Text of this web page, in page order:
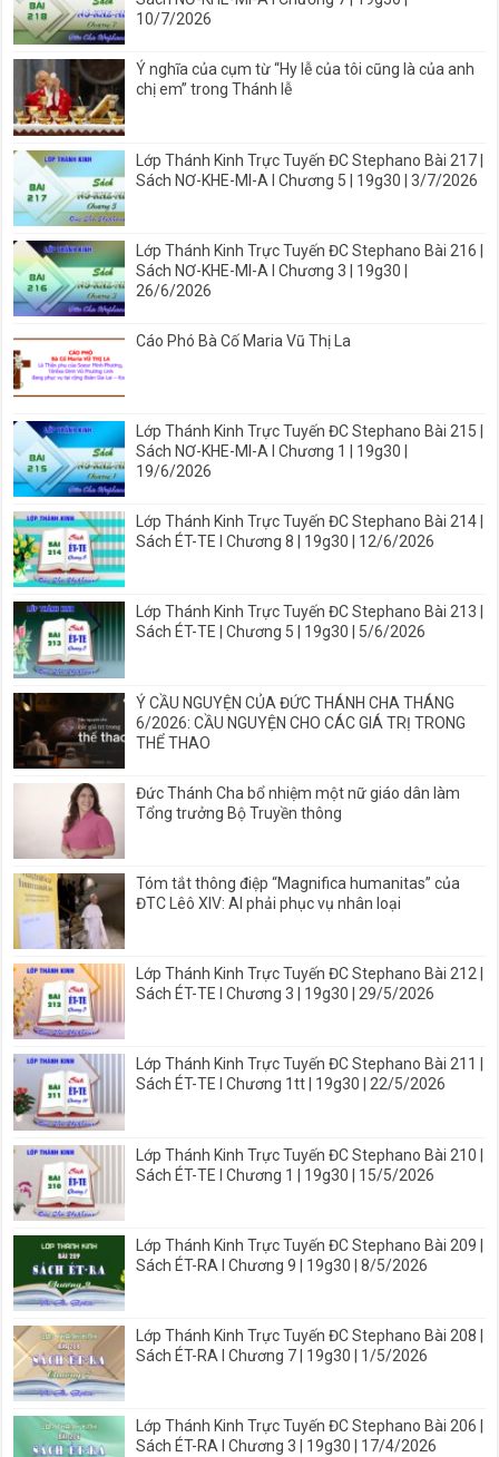
10/7/2026
Ý nghĩa của cụm từ “Hy lễ của tôi cũng là của anh
chị em” trong Thánh lễ
Lớp Thánh Kinh Trực Tuyến ĐC Stephano Bài 217 |
Sách NƠ-KHE-MI-A I Chương 5 | 19g30 | 3/7/2026
Lớp Thánh Kinh Trực Tuyến ĐC Stephano Bài 216 |
Sách NƠ-KHE-MI-A I Chương 3 | 19g30 |
26/6/2026
Cáo Phó Bà Cố Maria Vũ Thị La
Lớp Thánh Kinh Trực Tuyến ĐC Stephano Bài 215 |
Sách NƠ-KHE-MI-A I Chương 1 | 19g30 |
19/6/2026
Lớp Thánh Kinh Trực Tuyến ĐC Stephano Bài 214 |
Sách ÉT-TE I Chương 8 | 19g30 | 12/6/2026
Lớp Thánh Kinh Trực Tuyến ĐC Stephano Bài 213 |
Sách ÉT-TE | Chương 5 | 19g30 | 5/6/2026
Ý CẦU NGUYỆN CỦA ĐỨC THÁNH CHA THÁNG
6/2026: CẦU NGUYỆN CHO CÁC GIÁ TRỊ TRONG
THỂ THAO
Đức Thánh Cha bổ nhiệm một nữ giáo dân làm
Tổng trưởng Bộ Truyền thông
Tóm tắt thông điệp “Magnifica humanitas” của
ĐTC Lêô XIV: AI phải phục vụ nhân loại
Lớp Thánh Kinh Trực Tuyến ĐC Stephano Bài 212 |
Sách ÉT-TE I Chương 3 | 19g30 | 29/5/2026
Lớp Thánh Kinh Trực Tuyến ĐC Stephano Bài 211 |
Sách ÉT-TE I Chương 1tt | 19g30 | 22/5/2026
Lớp Thánh Kinh Trực Tuyến ĐC Stephano Bài 210 |
Sách ÉT-TE I Chương 1 | 19g30 | 15/5/2026
Lớp Thánh Kinh Trực Tuyến ĐC Stephano Bài 209 |
Sách ÉT-RA I Chương 9 | 19g30 | 8/5/2026
Lớp Thánh Kinh Trực Tuyến ĐC Stephano Bài 208 |
Sách ÉT-RA I Chương 7 | 19g30 | 1/5/2026
Lớp Thánh Kinh Trực Tuyến ĐC Stephano Bài 206 |
Sách ÉT-RA I Chương 3 | 19g30 | 17/4/2026